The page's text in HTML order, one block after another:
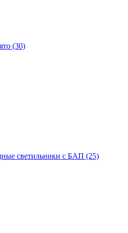
(30)
светильники с БАП (25)